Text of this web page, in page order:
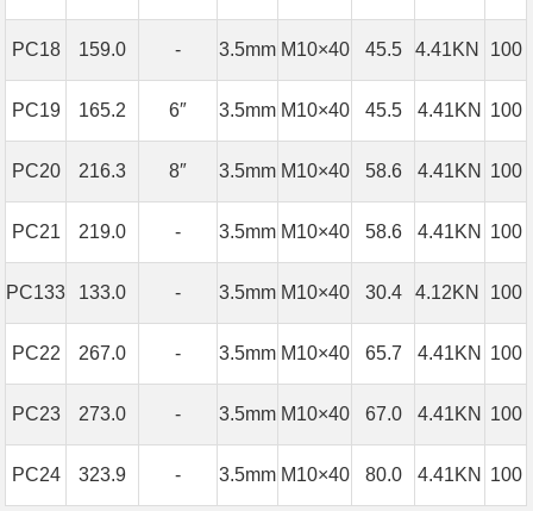
PC18 159.0 - 3.5mm M10×40 45.5 4.41KN 100
PC19 165.2 6″ 3.5mm M10×40 45.5 4.41KN 100
PC20 216.3 8″ 3.5mm M10×40 58.6 4.41KN 100
PC21 219.0 - 3.5mm M10×40 58.6 4.41KN 100
PC133 133.0 - 3.5mm M10×40 30.4 4.12KN 100
PC22 267.0 - 3.5mm M10×40 65.7 4.41KN 100
PC23 273.0 - 3.5mm M10×40 67.0 4.41KN 100
PC24 323.9 - 3.5mm M10×40 80.0 4.41KN 100